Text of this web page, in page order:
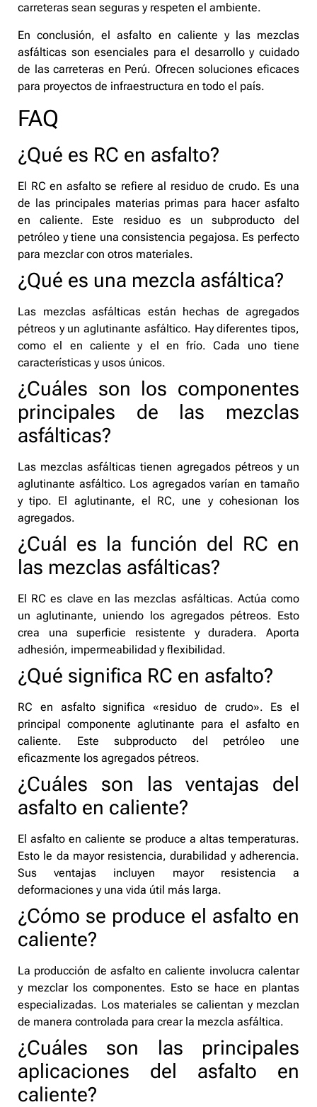
carreteras sean seguras y respeten el ambiente.
En conclusión, el asfalto en caliente y las mezclas
asfálticas son esenciales para el desarrollo y cuidado
de las carreteras en Perú. Ofrecen soluciones eficaces
para proyectos de infraestructura en todo el país.
FAQ
¿Qué es RC en asfalto?
El RC en asfalto se refiere al residuo de crudo. Es una
de las principales materias primas para hacer asfalto
en caliente. Este residuo es un subproducto del
petróleo y tiene una consistencia pegajosa. Es perfecto
para mezclar con otros materiales.
¿Qué es una mezcla asfáltica?
Las mezclas asfálticas están hechas de agregados
pétreos y un aglutinante asfáltico. Hay diferentes tipos,
como el en caliente y el en frío. Cada uno tiene
características y usos únicos.
¿Cuáles son los componentes
principales de las mezclas
asfálticas?
Las mezclas asfálticas tienen agregados pétreos y un
aglutinante asfáltico. Los agregados varían en tamaño
y tipo. El aglutinante, el RC, une y cohesionan los
agregados.
¿Cuál es la función del RC en
las mezclas asfálticas?
El RC es clave en las mezclas asfálticas. Actúa como
un aglutinante, uniendo los agregados pétreos. Esto
crea una superficie resistente y duradera. Aporta
adhesión, impermeabilidad y flexibilidad.
¿Qué significa RC en asfalto?
RC en asfalto significa «residuo de crudo». Es el
principal componente aglutinante para el asfalto en
caliente. Este subproducto del petróleo une
eficazmente los agregados pétreos.
¿Cuáles son las ventajas del
asfalto en caliente?
El asfalto en caliente se produce a altas temperaturas.
Esto le da mayor resistencia, durabilidad y adherencia.
Sus ventajas incluyen mayor resistencia a
deformaciones y una vida útil más larga.
¿Cómo se produce el asfalto en
caliente?
La producción de asfalto en caliente involucra calentar
y mezclar los componentes. Esto se hace en plantas
especializadas. Los materiales se calientan y mezclan
de manera controlada para crear la mezcla asfáltica.
¿Cuáles son las principales
aplicaciones del asfalto en
caliente?